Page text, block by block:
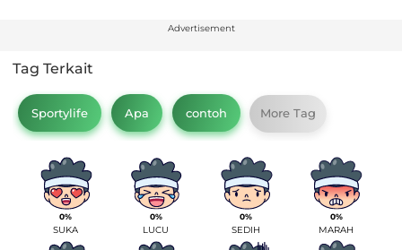
Advertisement
Tag Terkait
Sportylife Apa contoh More Tag
0%
SUKA
0%
LUCU
0%
SEDIH
0%
MARAH